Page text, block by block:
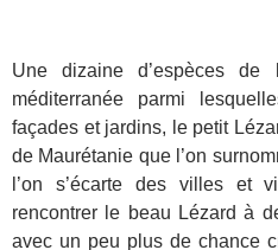
Une dizaine d’espèces de
méditerranée parmi
façades et jardins, le petit
de Maurétanie que l’on
l’on s’écarte des villes et
rencontrer le beau Lézard à
avec un peu plus de chance